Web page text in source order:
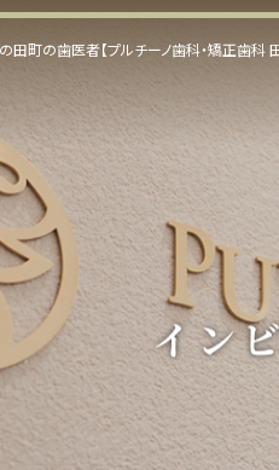
田町の歯医者【プルチーノ歯科・矯正歯科
イン